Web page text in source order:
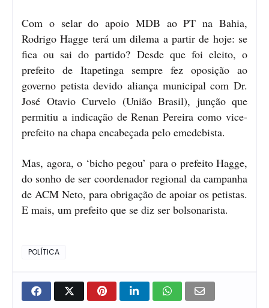
Com o selar do apoio MDB ao PT na Bahia,
Rodrigo Hagge terá um dilema a partir de hoje: se
fica ou sai do partido? Desde que foi eleito, o
prefeito de Itapetinga sempre fez oposição ao
governo petista devido aliança municipal com Dr.
José Otavio Curvelo (União Brasil), junção que
permitiu a indicação de Renan Pereira como vice-
prefeito na chapa encabeçada pelo emedebista.
Mas, agora, o ‘bicho pegou’ para o prefeito Hagge,
do sonho de ser coordenador regional da campanha
de ACM Neto, para obrigação de apoiar os petistas.
E mais, um prefeito que se diz ser bolsonarista.
POLÍTICA